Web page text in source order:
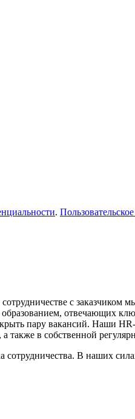
.
с заказчиком
отвечающих
пару вакансий. Наши
в собственной
В наших